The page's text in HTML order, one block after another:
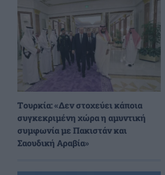
Τουρκία: «Δεν στοχεύει κάποια
συγκεκριμένη χώρα η αμυντική
συμφωνία με Πακιστάν και
Σαουδική Αραβία»